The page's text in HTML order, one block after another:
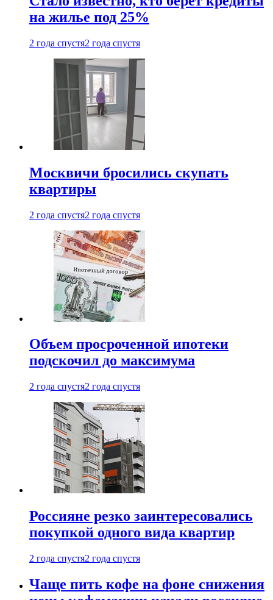
на жилье под 25%
2 года спустя2 года спустя
Москвичи бросились скупать
квартиры
2 года спустя2 года спустя
Объем просроченной ипотеки
подскочил до максимума
2 года спустя2 года спустя
Россияне резко заинтересовались
покупкой одного вида квартир
2 года спустя2 года спустя
Чаще пить кофе на фоне снижения